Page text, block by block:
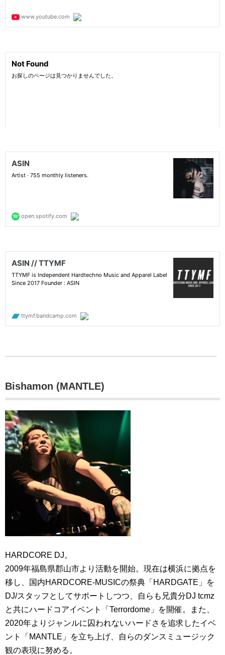
Bishamon (MANTLE)
HARDCORE DJ。
2009年福島県郡山市より活動を開始。現在は横浜に拠点を
移し、国内HARDCORE-MUSICの祭典「HARDGATE」を
DJ/スタッフとしてサポートしつつ、自らも兄貴分DJ tcmz
と共にハードコアイベント「Terrordome」を開催。また、
2020年よりジャンルに囚われないハードさを追求したイベ
ント「MANTLE」を立ち上げ、自らのダンスミュージック
観の表現に努める。